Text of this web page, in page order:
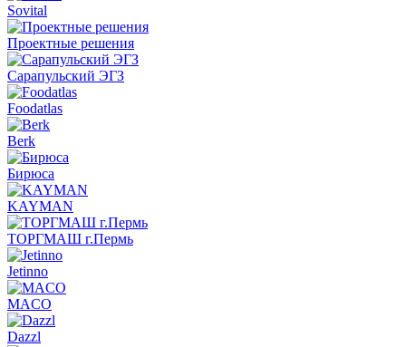
Sovital
Проектные решения
Сарапульский ЭГЗ
Foodatlas
Berk
Бирюса
KAYMAN
ТОРГМАШ г.Пермь
Jetinno
MACO
Dazzl